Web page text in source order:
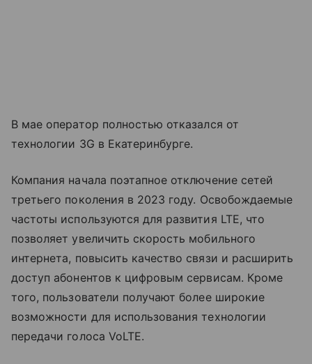
В мае оператор полностью отказался от
технологии 3G в Екатеринбурге.
Компания начала поэтапное отключение сетей
третьего поколения в 2023 году. Освобождаемые
частоты используются для развития LTE, что
позволяет увеличить скорость мобильного
интернета, повысить качество связи и расширить
доступ абонентов к цифровым сервисам. Кроме
того, пользователи получают более широкие
возможности для использования технологии
передачи голоса VoLTE.